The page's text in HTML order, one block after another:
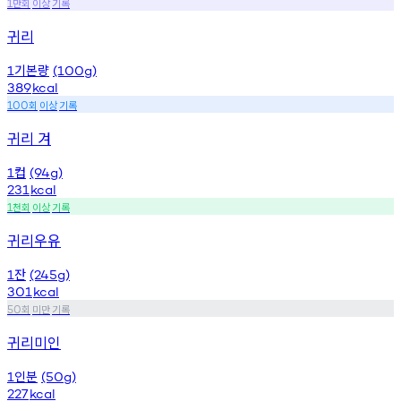
1
귀리
1 기본량 (100g)
389kcal
100회 이상기록
귀리 겨
1 컵 (94g)
231 kcal
1천회 이상기록
귀리우유
1잔 (245g)
301 kcal
50회 미만기록
귀리미인
1 인분 (50g)
227kcal